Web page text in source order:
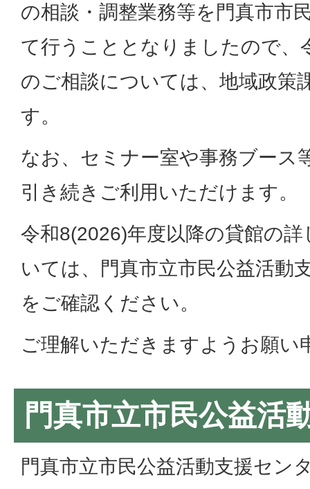
の相談・調整業務等を門真市市
て行うこととなりましたので、
のご相談については、地域政策
す。
なお、セミナー室や事務ブース
引き続きご利用いただけます。
令和8(2026)年度以降の貸館の
いては、門真市立市民公益活動
をご確認ください。
ご理解いただきますようお願い
門真市立市民公益活
門真市立市民公益活動支援セン